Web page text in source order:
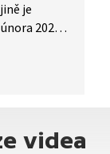
je
2022
odjíždí
videa